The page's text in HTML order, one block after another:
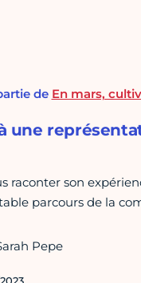
de En mars,
une
raconter son
parcours de la
Pepe